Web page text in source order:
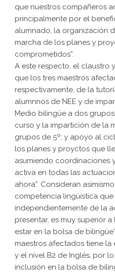
que nuestros compañeros
principalmente por el
alumnado, la organización
marcha de los planes y
comprometidos”.
A este respecto, el claustro
que los tres maestros
respectivamente, de la
alumnnos de NEE y de
Medio bilingüe a dos
curso y la impartición de la
grupos de 5º; y apoyo al
los planes y proyctos que
asumiendo coordinaciones
activa en todas las
ahora”. Consideran
competencia lingüística que
independientemente de la
presentar, es muy superior
estar en la bolsa de
maestros afectados tiene la
y el nivel B2 de Inglés, por
inclusión en la bolsa de